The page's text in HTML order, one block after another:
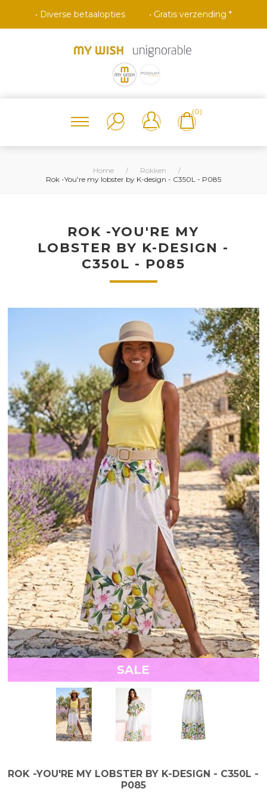
• Diverse betaalopties • Gratis verzending *
(0)
Home / Rokken
/
Rok -You're my lobster by K-design - C350L - P085
ROK -YOU'RE MY
LOBSTER BY K-DESIGN -
C350L - P085
SALE
ROK -YOU'RE MY LOBSTER BY K-DESIGN - C350L -
P085